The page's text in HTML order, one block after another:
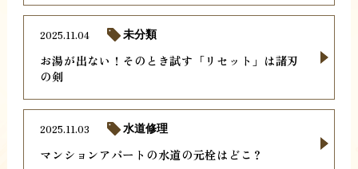
お湯が出ない！そのとき試す「リセット」は諸刃
の剣
2025.11.04 未分類
マンションアパートの水道の元栓はどこ？
2025.11.03 水道修理